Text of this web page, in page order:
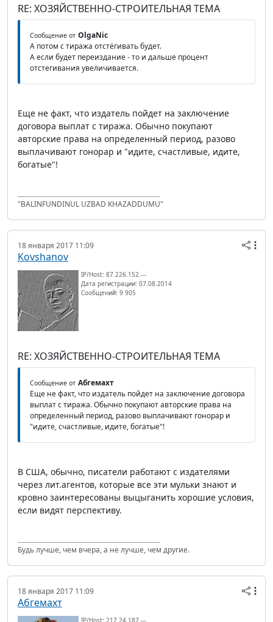
RE: ХОЗЯЙСТВЕННО-СТРОИТЕЛЬНАЯ ТЕМА
Сообщение от OlgaNic
А потом с тиража отстёгивать будет.
А если будет переиздание - то и дальше процент
отстегивания увеличивается.
Еще не факт, что издатель пойдет на заключение
договора выплат с тиража. Обычно покупают
авторские права на определенный период, разово
выплачивают гонорар и "идите, счастливые, идите,
богатые"!
"BALINFUNDINUL UZBAD KHAZADDUMU"
18 января 2017 11:09
Kovshanov
IP/Host: 87.226.152.---
Дата регистрации: 07.08.2014
Сообщений: 9 905
RE: ХОЗЯЙСТВЕННО-СТРОИТЕЛЬНАЯ ТЕМА
Сообщение от Абгемахт
Еще не факт, что издатель пойдет на заключение договора
выплат с тиража. Обычно покупают авторские права на
определенный период, разово выплачивают гонорар и
"идите, счастливые, идите, богатые"!
В США, обычно, писатели работают с издателями
через лит.агентов, которые все эти мульки знают и
кровно заинтересованы выцыганить хорошие условия,
если видят перспективу.
Будь лучше, чем вчера, а не лучше, чем другие.
18 января 2017 11:09
Абгемахт
IP/Host: 217.24.187.---